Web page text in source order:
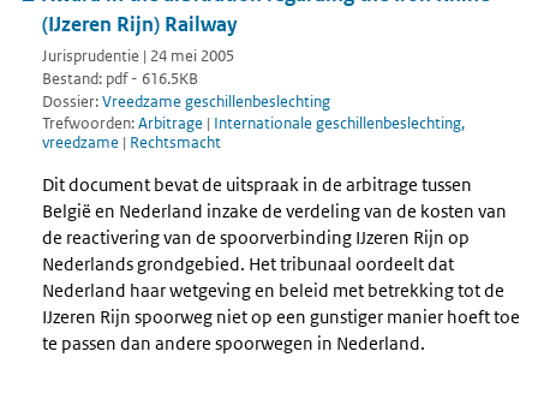
(IJzeren Rijn) Railway
Jurisprudentie | 24 mei 2005
Bestand: pdf - 616.5KB
Dossier:Vreedzame geschillenbeslechting
Trefwoorden:Arbitrage | Internationale geschillenbeslechting,
vreedzame | Rechtsmacht
Dit document bevat de uitspraak in de arbitrage tussen
België en Nederland inzake de verdeling van de kosten van
de reactivering van de spoorverbinding IJzeren Rijn op
Nederlands grondgebied. Het tribunaal oordeelt dat
Nederland haar wetgeving en beleid met betrekking tot de
IJzeren Rijn spoorweg niet op een gunstiger manier hoeft toe
te passen dan andere spoorwegen in Nederland.